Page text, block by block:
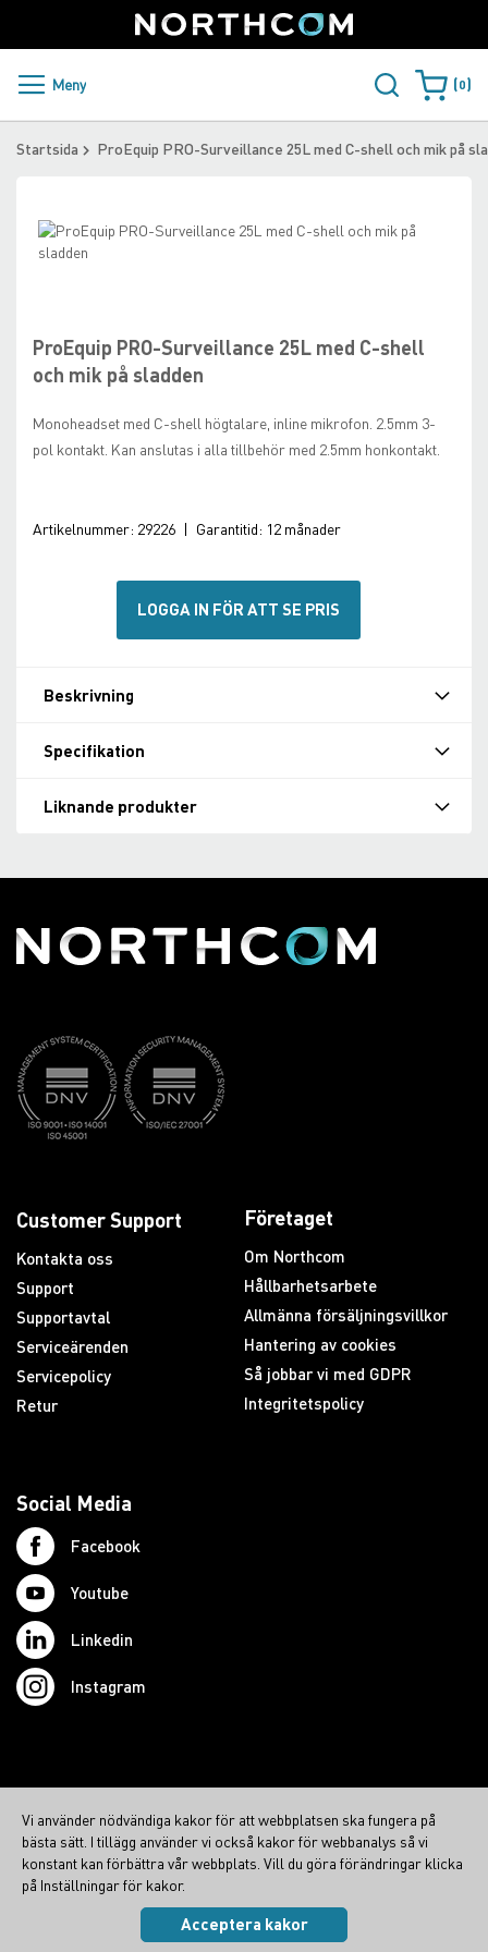
to
Content
Sweden
PRODUKTER OCH LÖSNINGAR
ÅTERFÖRSÄLJARE
LADDA NER
Meny Varukorgen
0
Startsida ProEquip PRO-Surveillance 25L med C-shell och mik på
ProEquip PRO-Surveillance 25L med C-shell
och mik på sladden
Monoheadset med C-shell högtalare, inline mikrofon. 2.5mm 3-
pol kontakt. Kan anslutas i alla tillbehör med 2.5mm honkontakt.
Artikelnummer: 29226 | Garantitid: 12 månader
LOGGA IN FÖR ATT SE PRIS
Skip
to
the
images
gallery
beginning
of
the
gallery
Beskrivning
Specifikation
Liknande produkter
Customer Support
Kontakta oss
Support
Supportavtal
Serviceärenden
Servicepolicy
Retur
Företaget
Om Northcom
Hållbarhetsarbete
Allmänna försäljningsvillkor
Hantering av cookies
Så jobbar vi med GDPR
Integritetspolicy
Social Media
Facebook
Youtube
Linkedin
Instagram
northcom.no
northcom.dk
northcom.fi
Cookies
Vi använder nödvändiga kakor för att webbplatsen ska fungera på
bästa sätt. I tillägg använder vi också kakor för webbanalys så vi
konstant kan förbättra vår webbplats. Vill du göra förändringar klicka
på Inställningar för kakor.
Acceptera kakor